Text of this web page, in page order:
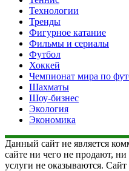
Технологии
Тренды
Фигурное катание
Фильмы и сериалы
Футбол
Хоккей
Чемпионат мира по
Шахматы
Шоу-бизнес
Экология
Экономика
Данный сайт не является
сайте ни чего не продают,
услуги не оказываются. Сайт